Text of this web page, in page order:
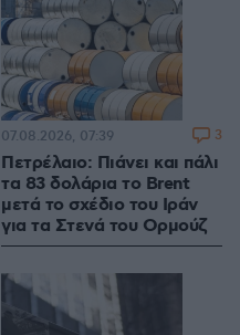
Πετρέλαιο: Πιάνει και πάλι
τα 83 δολάρια το Brent
μετά το σχέδιο του Ιράν
για τα Στενά του Ορμούζ
07.08.2026, 07:39 3